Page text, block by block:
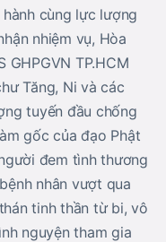
cùng lực lượng
nhiệm vụ, Hòa
TP.HCM
Tăng, Ni và các
tuyến đầu chống
gốc của đạo Phật
đem tình thương
nhân vượt qua
tinh thần từ bi, vô
nguyện tham gia